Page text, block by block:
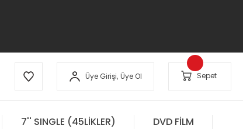
Üye Girişi, Üye Ol Sepet
7'' SINGLE (45LİKLER) DVD FİLM